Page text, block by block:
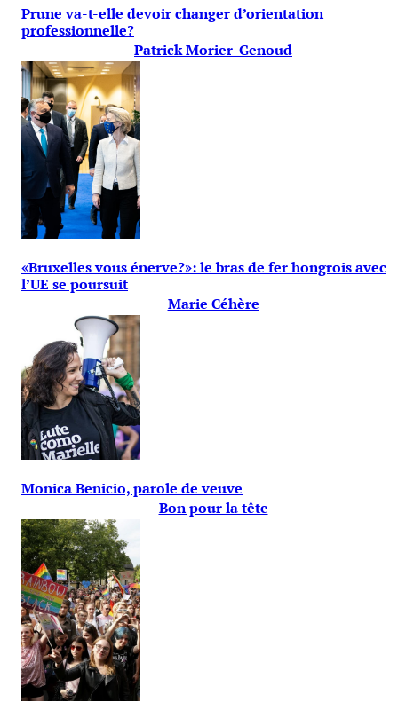
Prune va-t-elle devoir changer d’orientation
professionnelle?
Patrick Morier-Genoud
«Bruxelles vous énerve?»: le bras de fer hongrois avec
l’UE se poursuit
Marie Céhère
Monica Benicio, parole de veuve
Bon pour la tête